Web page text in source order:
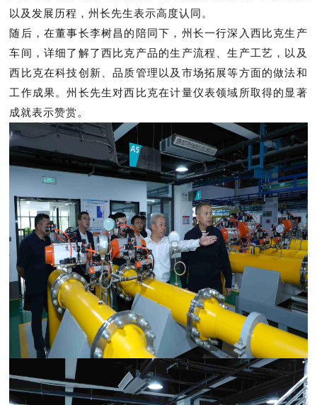
以及发展历程，州长先生表示高度认同。
随后，在董事长李树昌的陪同下，州长一行深入西比克生产
车间，详细了解了西比克产品的生产流程、生产工艺，以及
西比克在科技创新、品质管理以及市场拓展等方面的做法和
工作成果。州长先生对西比克在计量仪表领域所取得的显著
成就表示赞赏。